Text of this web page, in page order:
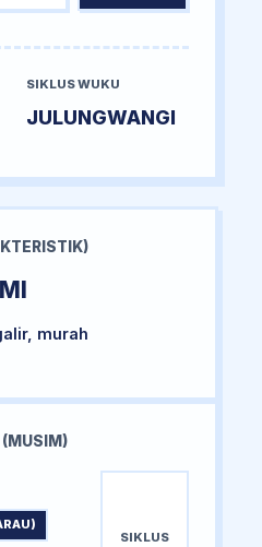
SIKLUS WUKU
JULUNGWANGI
murah
SIKLUS